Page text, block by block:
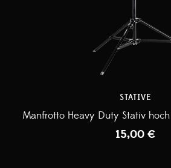
STATIVE
Manfrotto Heavy Duty Stativ
15,00 €